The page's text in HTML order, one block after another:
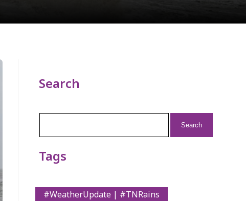
Search
Tags
#WeatherUpdate | #TNRains